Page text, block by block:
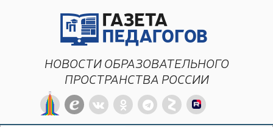
НОВОСТИ ОБРАЗОВАТЕЛЬНОГО
ПРОСТРАНСТВА РОССИИ